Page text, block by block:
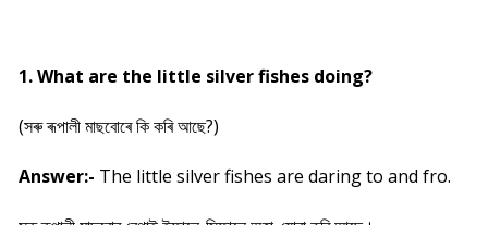
1. What are the little silver fishes doing?
(সৰু ৰূপালী মাছবোৰে কি কৰি আছে?)
Answer:- The little silver fishes are daring to and fro.